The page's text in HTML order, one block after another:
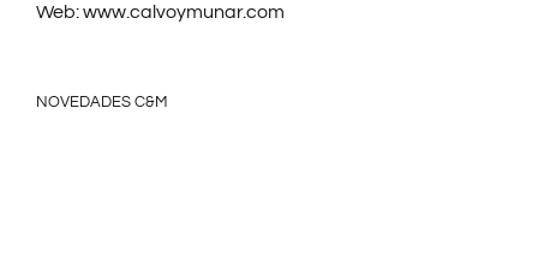
Web:www.calvoymunar.com
NOVEDADES C&M